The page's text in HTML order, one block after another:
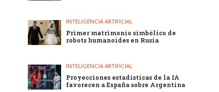
INTELIGENCIA ARTIFICIAL
Primer matrimonio simbólico de
robots humanoides en Rusia
INTELIGENCIA ARTIFICIAL
Proyecciones estadísticas de la IA
favorecen a España sobre Argentina